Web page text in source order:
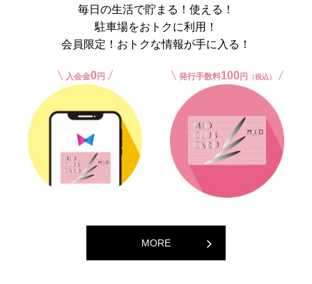
毎日の生活で貯まる！使える！
駐車場をおトクに利用！
会員限定！おトクな情報が手に入る！
入会金0円 発行手数料100円 （税込）
MORE